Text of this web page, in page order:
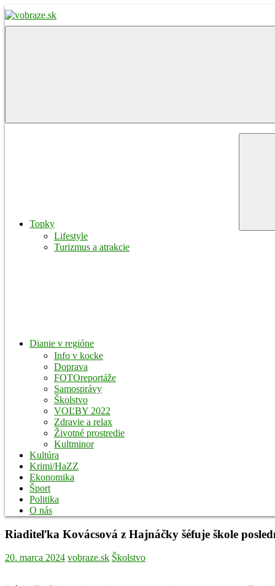
Skip
to
Menu
Topky
Lifestyle
Turizmus a atrakcie
Dianie v regióne
Info v kocke
Doprava
FOTOreportáže
Samosprávy
Školstvo
VOĽBY 2022
Zdravie a relax
Životné prostredie
Kultminor
Kultúra
Krimi/HaZZ
Ekonomika
Šport
Politika
O nás
Riaditeľka Kovácsová z Hajnáčky šéfuje škole
20. marca 2024 vobraze.sk Školstvo